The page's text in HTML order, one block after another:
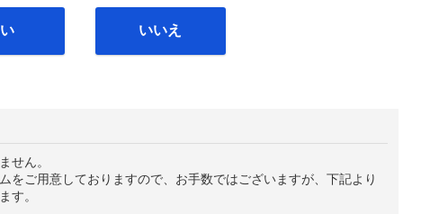
いいえ
せん。
をご用意しておりますので、お手数ではございますが、下記より
す。